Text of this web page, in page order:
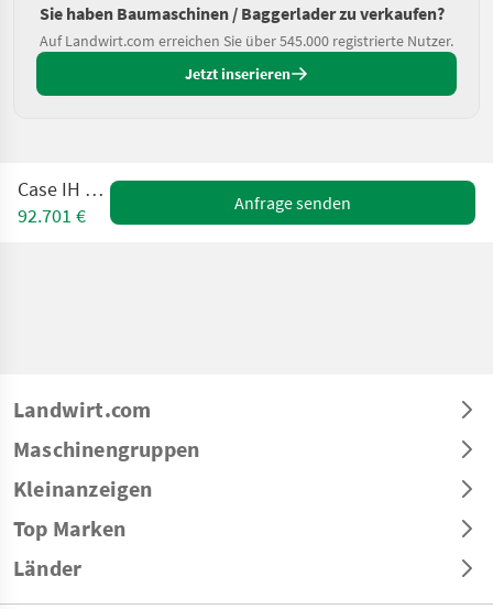
Sie haben Baumaschinen / Baggerlader zu verkaufen?
Auf Landwirt.com erreichen Sie über 545.000 registrierte Nutzer.
Jetzt inserieren
Case IH 580SV
92.701 €
Anfrage senden
Landwirt.com
Maschinengruppen
Kleinanzeigen
Top Marken
Länder